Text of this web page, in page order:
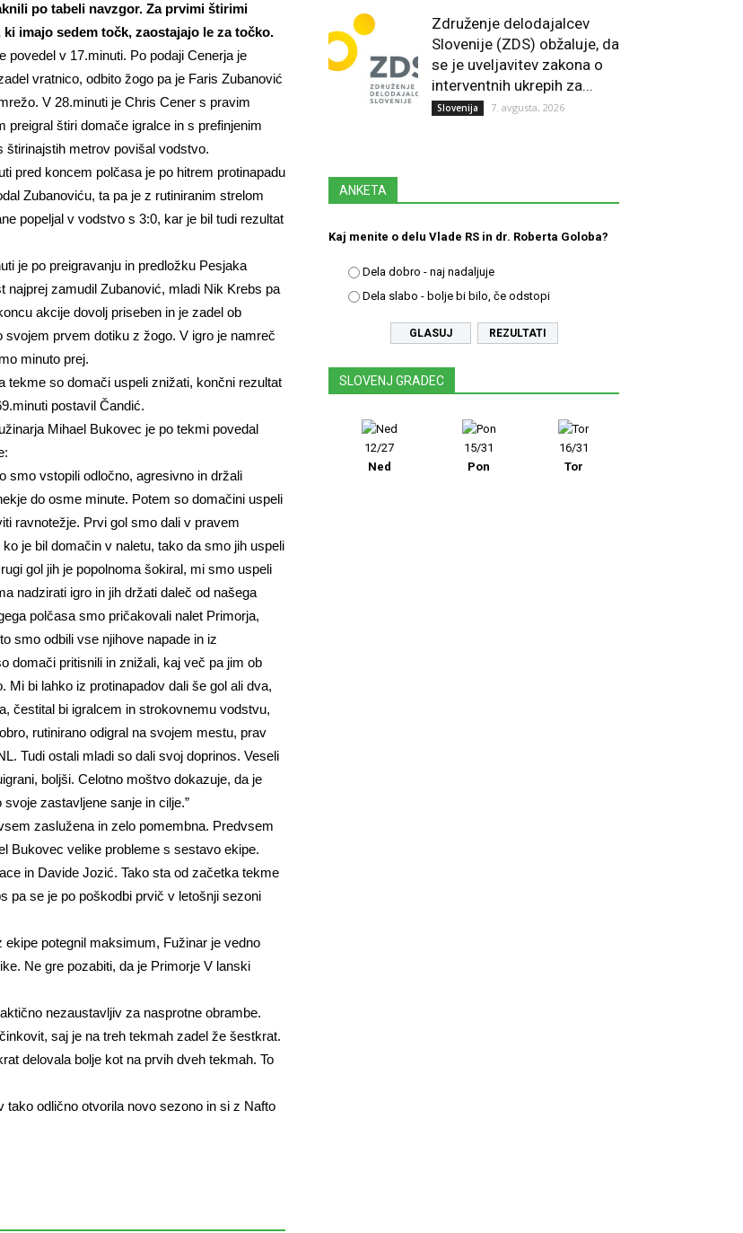
po tabeli navzgor. Za prvimi štirimi
ki imajo sedem točk, zaostajajo le za točko.
povedel v 17.minuti. Po podaji Cenerja je
vratnico, odbito žogo pa je Faris Zubanović
V 28.minuti je Chris Cener s pravim
preigral štiri domače igralce in s prefinjenim
štirinajstih metrov povišal vodstvo.
pred koncem polčasa je po hitrem protinapadu
Zubanoviću, ta pa je z rutiniranim strelom
popeljal v vodstvo s 3:0, kar je bil tudi rezultat
je po preigravanju in predložku Pesjaka
najprej zamudil Zubanović, mladi Nik Krebs pa
akcije dovolj priseben in je zadel ob
svojem prvem dotiku z žogo. V igro je namreč
minuto prej.
tekme so domači uspeli znižati, končni rezultat
postavil Čandić.
Mihael Bukovec je po tekmi povedal
smo vstopili odločno, agresivno in držali
do osme minute. Potem so domačini uspeli
ravnotežje. Prvi gol smo dali v pravem
ko je bil domačin v naletu, tako da smo jih uspeli
gol jih je popolnoma šokiral, mi smo uspeli
nadzirati igro in jih držati daleč od našega
polčasa smo pričakovali nalet Primorja,
smo odbili vse njihove napade in iz
domači pritisnili in znižali, kaj več pa jim ob
bi lahko iz protinapadov dali še gol ali dva,
čestital bi igralcem in strokovnemu vodstvu,
rutinirano odigral na svojem mestu, prav
Tudi ostali mladi so dali svoj doprinos. Veseli
boljši. Celotno moštvo dokazuje, da je
zastavljene sanje in cilje.”
zaslužena in zelo pomembna. Predvsem
Bukovec velike probleme s sestavo ekipe.
in Davide Jozić. Tako sta od začetka tekme
pa se je po poškodbi prvič v letošnji sezoni
potegnil maksimum, Fužinar je vedno
Ne gre pozabiti, da je Primorje V lanski
nezaustavljiv za nasprotne obrambe.
saj je na treh tekmah zadel že šestkrat.
delovala bolje kot na prvih dveh tekmah. To
odlično otvorila novo sezono in si z Nafto
Združenje delodajalcev
Slovenije (ZDS) obžaluje, da
se je uveljavitev zakona o
interventnih ukrepih za...
Slovenija 7. avgusta, 2026
ANKETA
Kaj menite o delu Vlade RS in dr. Roberta Goloba?
Dela dobro - naj nadaljuje
Dela slabo - bolje bi bilo, če odstopi
REZULTATI
SLOVENJ GRADEC
12/27
Ned
15/31
Pon
16/31
Tor